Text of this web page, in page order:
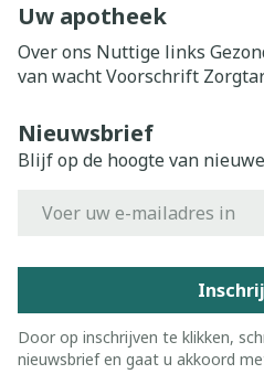
Uw apotheek
Over ons Nuttige links
van wachtVoorschrift
Nieuwsbrief
Blijf op de hoogte van
Door op inschrijven te klikken,
nieuwsbrief en gaat u akkoord